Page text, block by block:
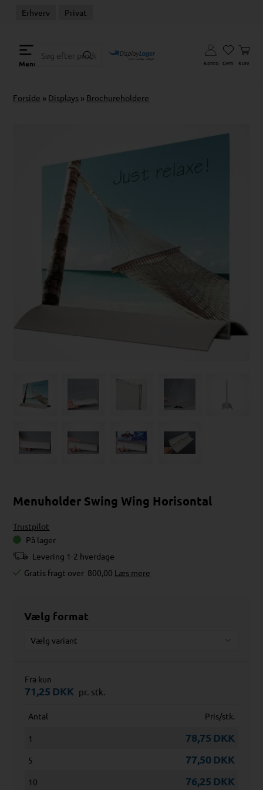
Erhverv Privat
Menu Konto Gem Kurv
Forside » Displays » Brochureholdere
Menuholder Swing Wing Horisontal
Trustpilot
På lager
Levering 1-2 hverdage
Gratis fragt over 800,00 Læs mere
Vælg format
Fra kun
71,25 DKK pr. stk.
Antal Pris/stk.
1 78,75 DKK
5 77,50DKK
10 76,25 DKK